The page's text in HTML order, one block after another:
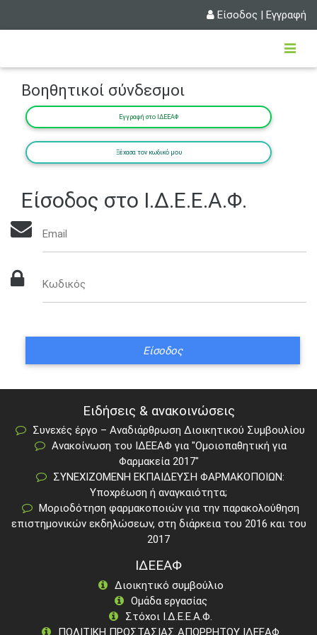
Είσοδος | Εγγραφή
Βοηθητικοί σύνδεσμοι
Εγγραφή στο ΙΔΕΕΑΦ
Ξέχασα τον κωδικό μου
Είσοδος στο Ι.Δ.Ε.Ε.Α.Φ.
Email
Κωδικός
Ειδήσεις & ανακοινώσεις
Συνεχές έργο – Αναδιάρθρωση Διοικητικού Συμβουλίου
Ανακοίνωση του ΙΔΕΕΑΦ για "Ομοιοπαθητική για
Φαρμακεία 2017"
ΣΥΝΕΧΙΖΟΜΕΝΗ ΕΚΠΑΙΔΕΥΣΗ ΦΑΡΜΑΚΟΠΟΙΩΝ:
Υποχρέωση ή αναγκαιότητα;
Μοριοδότηση φαρμακοποιών για την παρακολούθηση
επιστημονικών εκδηλώσεων, στη διάρκεια του 2016 και του
2017
ΙΔΕΕΑΦ
Διοικητικό συμβούλιο
Ομάδα εργασίας
Στόχοι Ι.Δ.Ε.Ε.Α.Φ.
ΠΟΛΙΤΙΚΗ ΠΡΟΣΤΑΣΙΑΣ ΑΠΟΡΡΗΤΟΥ ΙΔΕΕΑΦ